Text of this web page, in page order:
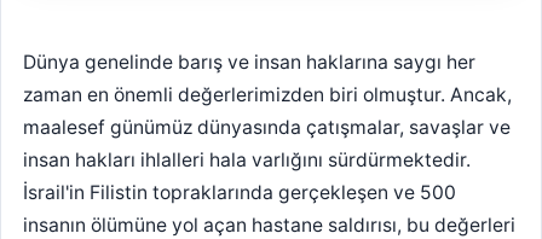
Dünya genelinde barış ve insan haklarına saygı her
zaman en önemli değerlerimizden biri olmuştur. Ancak,
maalesef günümüz dünyasında çatışmalar, savaşlar ve
insan hakları ihlalleri hala varlığını sürdürmektedir.
İsrail'in Filistin topraklarında gerçekleşen ve 500
insanın ölümüne yol açan hastane saldırısı, bu değerleri